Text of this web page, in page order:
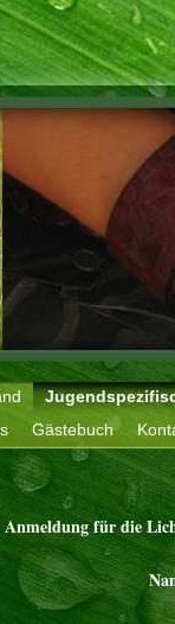
Gästebuch
Anmeldung für die